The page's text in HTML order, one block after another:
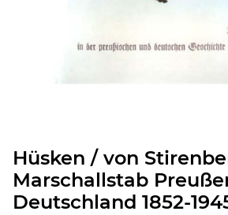
Hüsken / von
Marschallstab
Deutschland 1852-